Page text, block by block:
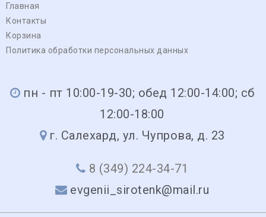
Главная
Контакты
Корзина
Политика обработки персональных данных
пн - пт 10:00-19-30; обед 12:00-14:00; сб
12:00-18:00
г. Салехард, ул. Чупрова, д. 23
8 (349) 224-34-71
evgenii_sirotenk@mail.ru